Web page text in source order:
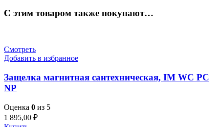
С этим товаром также покупают…
Смотреть
Добавить в избранное
Защелка магнитная сантехническая, IM WC PC
NP
Оценка 0 из 5
1 895,00 ₽